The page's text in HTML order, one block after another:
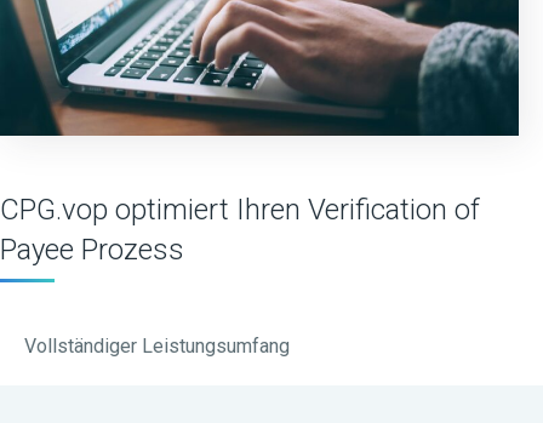
CPG.vop optimiert Ihren Verification of
Payee Prozess
Vollständiger Leistungsumfang